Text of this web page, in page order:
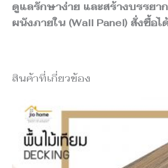
ดูแลรักษาง่าย และสร้างบรรย
ผนังภายใน (Wall Panel) สั่งซื้อไ
สินค้าที่เกี่ยวข้อง